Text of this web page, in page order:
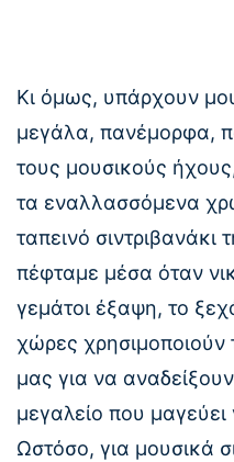
Κι όμως, υπάρχουν
μεγάλα, πανέμορφα,
τους μουσικούς
τα εναλλασσόμενα
ταπεινό σιντριβανάκι
πέφταμε μέσα όταν
γεμάτοι έξαψη, το
χώρες χρησιμοποιούν
μας για να
μεγαλείο που μαγεύει
Ωστόσο, για μουσικά